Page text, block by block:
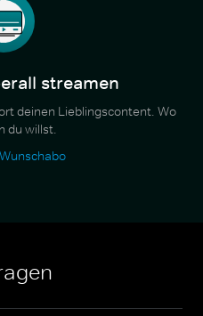
streamen
deinen Lieblingscontent. Wo
du willst.